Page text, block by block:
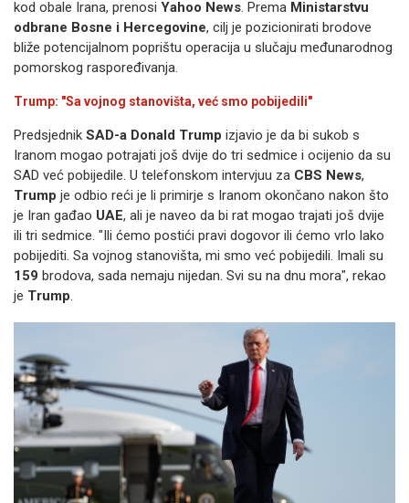
kod obale Irana, prenosi Yahoo News. Prema Ministarstvu
odbrane Bosne i Hercegovine, cilj je pozicionirati brodove
bliže potencijalnom poprištu operacija u slučaju međunarodnog
pomorskog raspoređivanja.
Trump: "Sa vojnog stanovišta, već smo pobijedili"
Predsjednik SAD-a Donald Trump izjavio je da bi sukob s
Iranom mogao potrajati još dvije do tri sedmice i ocijenio da su
SAD već pobijedile. U telefonskom intervjuu za CBS News,
Trump je odbio reći je li primirje s Iranom okončano nakon što
je Iran gađao UAE, ali je naveo da bi rat mogao trajati još dvije
ili tri sedmice. "Ili ćemo postići pravi dogovor ili ćemo vrlo lako
pobijediti. Sa vojnog stanovišta, mi smo već pobijedili. Imali su
159 brodova, sada nemaju nijedan. Svi su na dnu mora", rekao
je Trump.